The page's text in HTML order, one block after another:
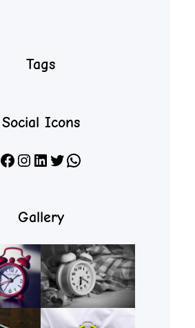
Tags
Social Icons
Facebook Instagram LinkedIn X WhatsApp
Gallery